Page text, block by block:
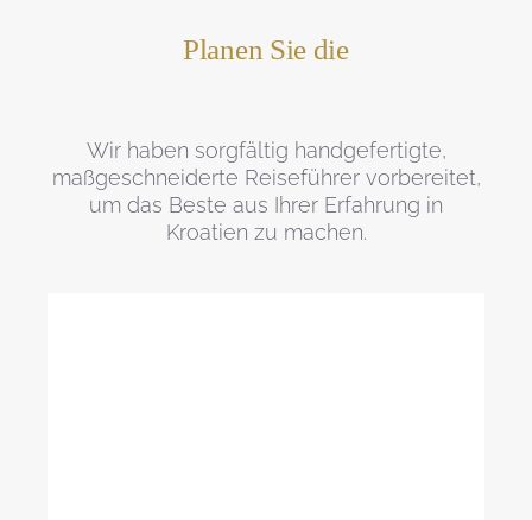
Planen Sie die
Wir haben sorgfältig handgefertigte,
maßgeschneiderte Reiseführer vorbereitet,
um das Beste aus Ihrer Erfahrung in
Kroatien zu machen.